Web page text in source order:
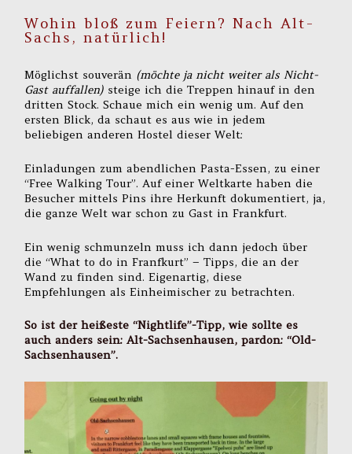
Wohin bloß zum Feiern? Nach Alt-
Sachs, natürlich!
Möglichst souverän (möchte ja nicht weiter als Nicht-
Gast auffallen) steige ich die Treppen hinauf in den
dritten Stock. Schaue mich ein wenig um. Auf den
ersten Blick, da schaut es aus wie in jedem
beliebigen anderen Hostel dieser Welt:
Einladungen zum abendlichen Pasta-Essen, zu einer
“Free Walking Tour”. Auf einer Weltkarte haben die
Besucher mittels Pins ihre Herkunft dokumentiert, ja,
die ganze Welt war schon zu Gast in Frankfurt.
Ein wenig schmunzeln muss ich dann jedoch über
die “What to do in Franfkurt” – Tipps, die an der
Wand zu finden sind. Eigenartig, diese
Empfehlungen als Einheimischer zu betrachten.
So ist der heißeste “Nightlife”-Tipp, wie sollte es
auch anders sein: Alt-Sachsenhausen, pardon: “Old-
Sachsenhausen”.